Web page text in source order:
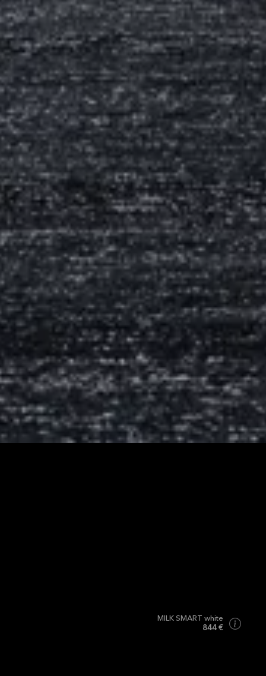
MILK SMART white
844 €